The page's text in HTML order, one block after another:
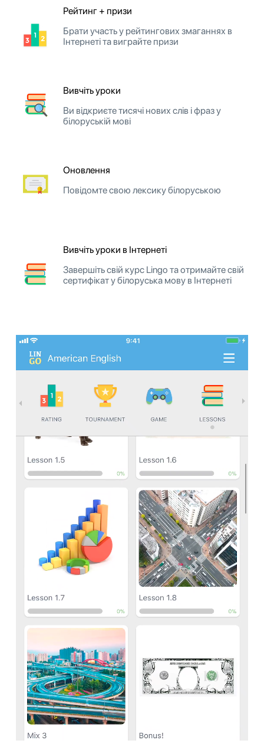
Рейтинг + призи
Брати участь у рейтингових змаганнях в
Інтернеті та виграйте призи
Вивчіть уроки
Ви відкриєте тисячі нових слів і фраз у
білоруській мові
Оновлення
Повідомте свою лексику білоруською
Вивчіть уроки в Інтернеті
Завершіть свій курс Lingo та отримайте свій
сертифікат у білоруська мову в Інтернеті